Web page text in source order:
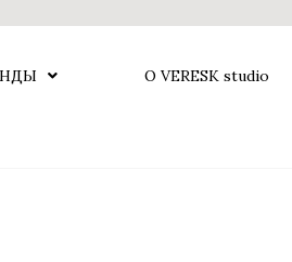
О VERESK studio